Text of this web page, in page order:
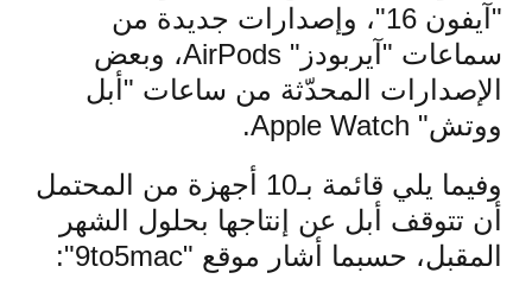
"آيفون 16"، وإصدارات جديدة من
سماعات "آيربودز" AirPods، وبعض
الإصدارات المحدّثة من ساعات "أبل
ووتش" Apple Watch.
وفيما يلي قائمة بـ10 أجهزة من المحتمل
أن تتوقف أبل عن إنتاجها بحلول الشهر
المقبل، حسبما أشار موقع "9to5mac":